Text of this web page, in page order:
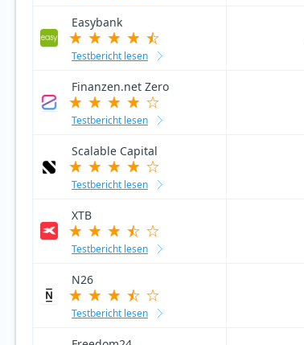
Easybank
Testbericht lesen
Finanzen.net Zero
Testbericht lesen
Scalable Capital
Testbericht lesen
XTB
Testbericht lesen
N26
Testbericht lesen